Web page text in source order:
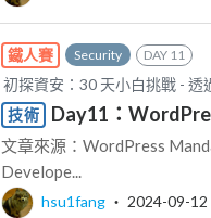
鐵人賽 Security DAY 11
初探資安：30 天小白挑戰 - 透
技術
Day11：
文章來源：WordPress
Develope...
hsu1fang ‧ 2024-09-12